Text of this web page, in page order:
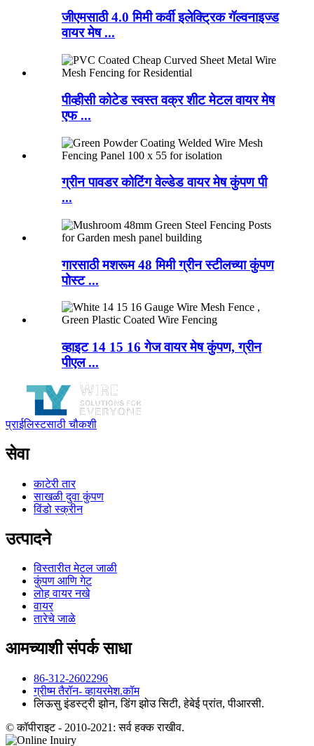
जीएमसाठी 4.0 मिमी कर्वी इलेक्ट्रिक गॅल्वनाइज्ड
वायर मेष ...
पीव्हीसी कोटेड स्वस्त वक्र शीट मेटल वायर मेष
एफ ...
ग्रीन पावडर कोटिंग वेल्डेड वायर मेष कुंपण पी
...
गारसाठी मशरूम 48 मिमी ग्रीन स्टीलच्या कुंपण
पोस्ट ...
व्हाइट 14 15 16 गेज वायर मेष कुंपण, ग्रीन
पीएल ...
प्राईलिस्टसाठी चौकशी
सेवा
काटेरी तार
साखळी दुवा कुंपण
विंडो स्क्रीन
उत्पादने
विस्तारीत मेटल जाळी
कुंपण आणि गेट
लोह वायर नखे
वायर
तारेचे जाळे
आमच्याशी संपर्क साधा
86-312-2602296
ग्रीष्म ‍तैरॉन- व्हायरमेश.कॉम
लिऊसु इंडस्ट्री झोन, डिंग झोउ सिटी, हेबेई प्रांत, पीआरसी.
© कॉपीराइट - 2010-2021: सर्व हक्क राखीव.